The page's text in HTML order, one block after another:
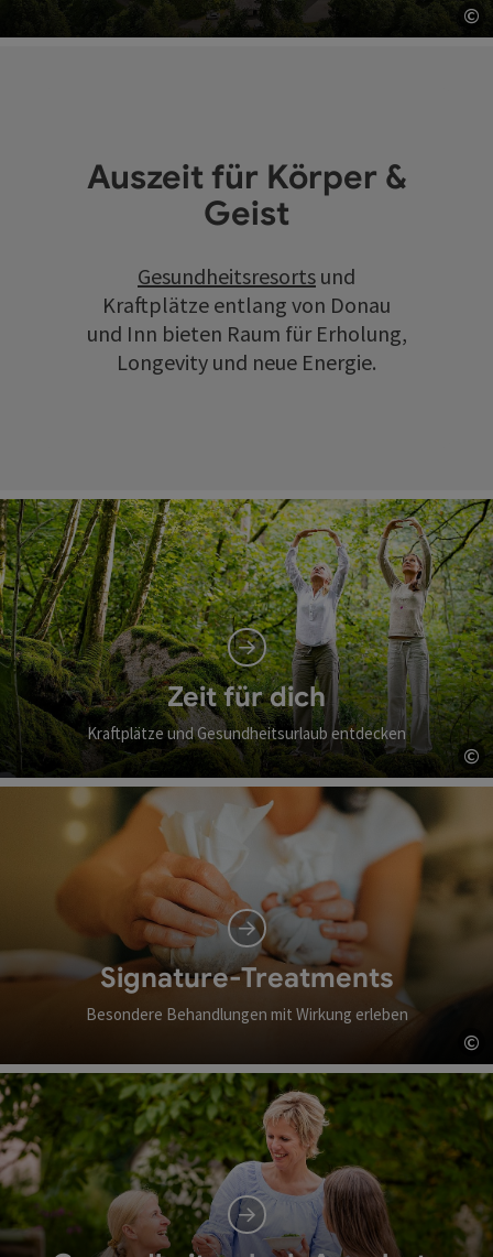
©
Auszeit für Körper &
Geist
Gesundheitsresorts und
Kraftplätze entlang von Donau
und Inn bieten Raum für Erholung,
Longevity und neue Energie.
Zeit für dich
Kraftplätze und Gesundheitsurlaub entdecken
©
Signature-Treatments
Besondere Behandlungen mit Wirkung erleben
©